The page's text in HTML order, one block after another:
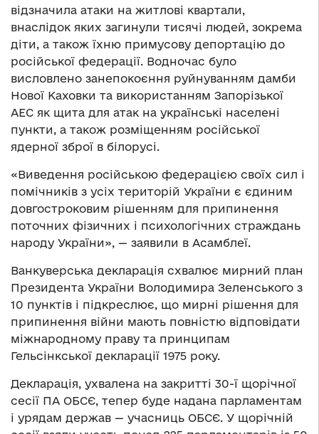
відзначила атаки на житлові квартали,
внаслідок яких загинули тисячі людей, зокрема
діти, а також їхню примусову депортацію до
російської федерації. Водночас було
висловлено занепокоєння руйнуванням дамби
Нової Каховки та використанням Запорізької
АЕС як щита для атак на українські населені
пункти, а також розміщенням російської
ядерної зброї в білорусі.
«Виведення російською федерацією своїх сил і
помічників з усіх територій України є єдиним
довгостроковим рішенням для припинення
поточних фізичних і психологічних страждань
народу України», — заявили в Асамблеї.
Ванкуверська декларація схвалює мирний план
Президента України Володимира Зеленського з
10 пунктів і підкреслює, що мирні рішення для
припинення війни мають повністю відповідати
міжнародному праву та принципам
Гельсінкської декларації 1975 року.
Декларація, ухвалена на закритті 30-ї щорічної
сесії ПА ОБСЄ, тепер буде надана парламентам
і урядам держав — учасниць ОБСЄ. У щорічній